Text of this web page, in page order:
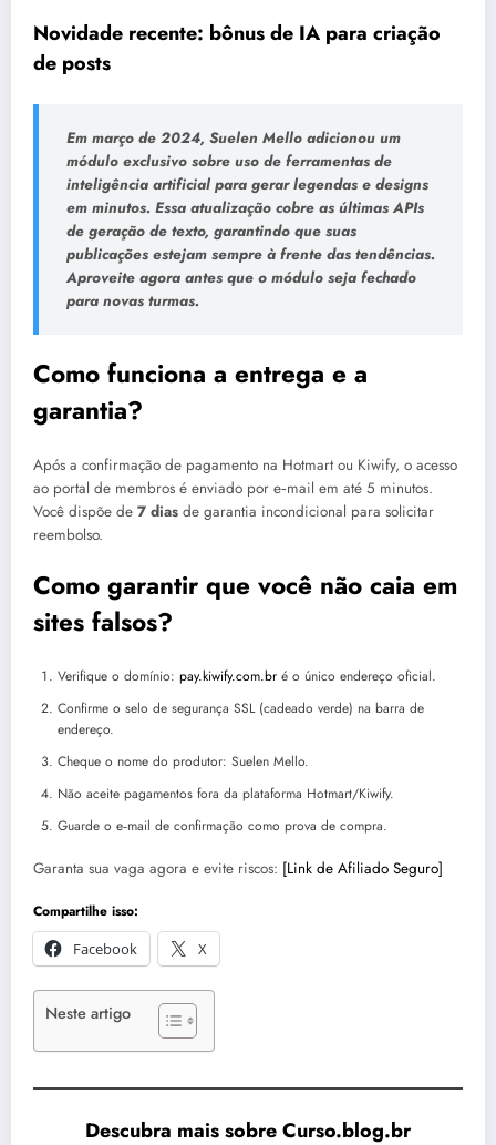
Novidade recente: bônus de IA para criação
de posts
Em março de 2024, Suelen Mello adicionou um
módulo exclusivo sobre uso de ferramentas de
inteligência artificial para gerar legendas e designs
em minutos. Essa atualização cobre as últimas APIs
de geração de texto, garantindo que suas
publicações estejam sempre à frente das tendências.
Aproveite agora antes que o módulo seja fechado
para novas turmas.
Como funciona a entrega e a
garantia?
Após a confirmação de pagamento na Hotmart ou Kiwify, o acesso
ao portal de membros é enviado por e‑mail em até 5 minutos.
Você dispõe de 7 dias de garantia incondicional para solicitar
reembolso.
Como garantir que você não caia em
sites falsos?
Verifique o domínio: pay.kiwify.com.br é o único endereço oficial.
Confirme o selo de segurança SSL (cadeado verde) na barra de
endereço.
Cheque o nome do produtor: Suelen Mello.
Não aceite pagamentos fora da plataforma Hotmart/Kiwify.
Guarde o e‑mail de confirmação como prova de compra.
Garanta sua vaga agora e evite riscos: [Link de Afiliado Seguro]
Compartilhe isso:
Facebook
X
Neste artigo
Descubra mais sobre Curso.blog.br